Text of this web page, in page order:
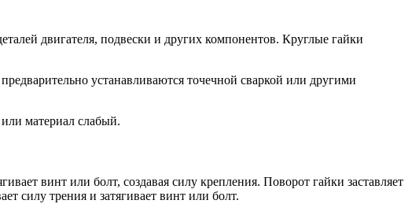
двигателя, подвески и других компонентов. Круглые гайки
устанавливаются точечной сваркой или другими
материал слабый.
винт или болт, создавая силу крепления. Поворот гайки заставляет
силу трения и затягивает винт или болт.